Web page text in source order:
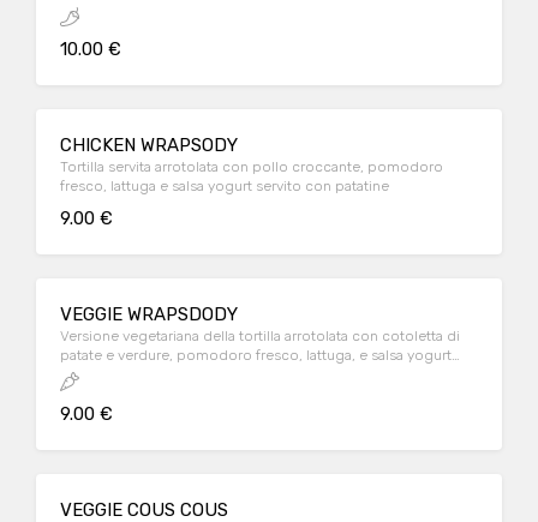
100% italiano cotto alla piastra servito con patate fritte
10.00 €
CHICKEN WRAPSODY
Tortilla servita arrotolata con pollo croccante, pomodoro
fresco, lattuga e salsa yogurt servito con patatine
9.00 €
VEGGIE WRAPSDODY
Versione vegetariana della tortilla arrotolata con cotoletta di
patate e verdure, pomodoro fresco, lattuga, e salsa yogurt
servito con patatine
9.00 €
VEGGIE COUS COUS